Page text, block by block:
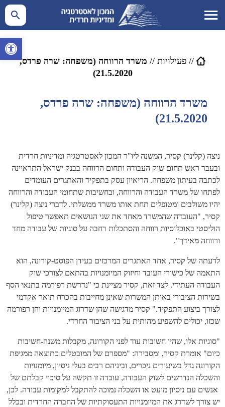
פתח
// פעילויות // משרד הרווחה (משפחה: שרה פרדס,
21.5.2020)
משרד הרווחה (משפחה: שרה פרדס,
21.5.2020)
ניצה (קלינר) קסיר, המשנה ליו"ר המכון לאסטרטגיה ומדיניות חרדית
ובעבר ראש תחום שוק העבודה ותחום הרווחה בבנק ישראל התראיינה
לכתבה בעיתון משפחה. הריאיון עסק בתפקיד והאתגרים העומדים
לפתחו של משרד העבודה והרווחה, ובחשיבות שתחומי העבודה והרווחה
יהיו משולבים ומטופלים תחת אותו משרד ממשלתי. לדברי ניצה (קלינר)
קסיר, "העובדה שהמשרד מאחד את שני הנושאים תאפשר טיפול
הוליסטי באוכלוסיות רווחה והסתכלות רחבה על סוגיות של עבודה מחד
ורווחה מאידך".
לדעתה של קסיר, אחד האתגרים המרכזים בעידן הפוסט-קורונה, הוא
התאמה של כישורי העובד וחיזוק המיומנויות בהתאם לצורכי שוק
העבודה העתידי. לצד זאת, קסיר מציינת כי "נדרשת רפורמה בתנאי הסף
בשירות הציבורי באותן המשרות שאינן מחייבות בהכרח תואר אקדמי
לצורך ביצוע התפקיד." קסיר מדגישה שהן שדרוג המיומנויות והן רפורמה
שכזו, יכולים להשפיע מהותית על בני הציבור החרדי.
"סוגיות אלו, שהיו חשובות עוד לפני הקורונה, מקבלות משנה-חשיבות
כיום" אומרת קסיר, ומסבירה: "מספרם של המובטלים כתוצאה ממגיפת
הקורונה גדל בשיעורים ניכרים, וביניהם רבים בעלי ניסיון, מיומנויות
והשכלה הנדרשים לשוק העבודה, עובדה זו תקשה על סיכוי קבלתם של
אנשים עם ניסיון מועט או השכלה נמוכה להתקבל למקומות עבודה. לכן,
יש צורך לשדרג את המיומנויות התעסוקתיות של החברה החרדית ובכלל